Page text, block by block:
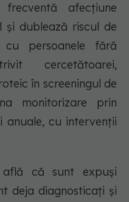
afecțiune
și dublează riscul de
cu persoanele fără
cercetătoarei,
în screeningul de
monitorizare prin
anuale, cu intervenții
că sunt expuși
deja diagnosticați și